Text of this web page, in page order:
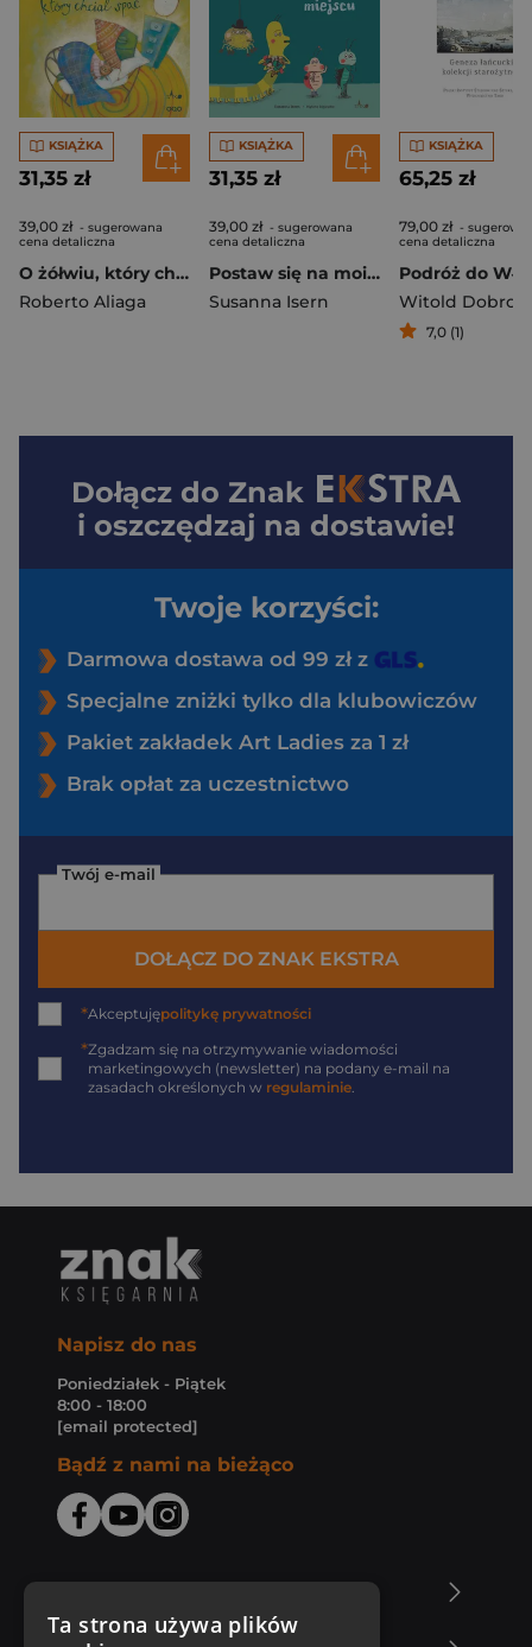
KSIĄŻKA
31,35 zł
39,00 zł - sugerowana
cena detaliczna
O żółwiu, który chciał spać
Roberto Aliaga
KSIĄŻKA
31,35 zł
39,00 zł - sugerowana
cena detaliczna
Postaw się na moim miejscu
Susanna Isern
KSIĄŻKA
65,25 zł
79,00 zł -
cena detaliczna
7,0 (1)
Dołącz do Znak
i oszczędzaj na dostawie!
Twoje korzyści:
Darmowa dostawa od 99 zł z
Specjalne zniżki tylko dla klubowiczów
Pakiet zakładek Art Ladies za 1 zł
Brak opłat za uczestnictwo
Twój e-mail
DOŁĄCZ DO ZNAK EKSTRA
*Akceptujępolitykę prywatności
*Zgadzam się na otrzymywanie wiadomości
marketingowych (newsletter) na podany e-mail na
zasadach określonych w regulaminie
Napisz do nas
Poniedziałek - Piątek
8:00 - 18:00
[email protected]
Bądź z nami na bieżąco
Ta strona używa plików